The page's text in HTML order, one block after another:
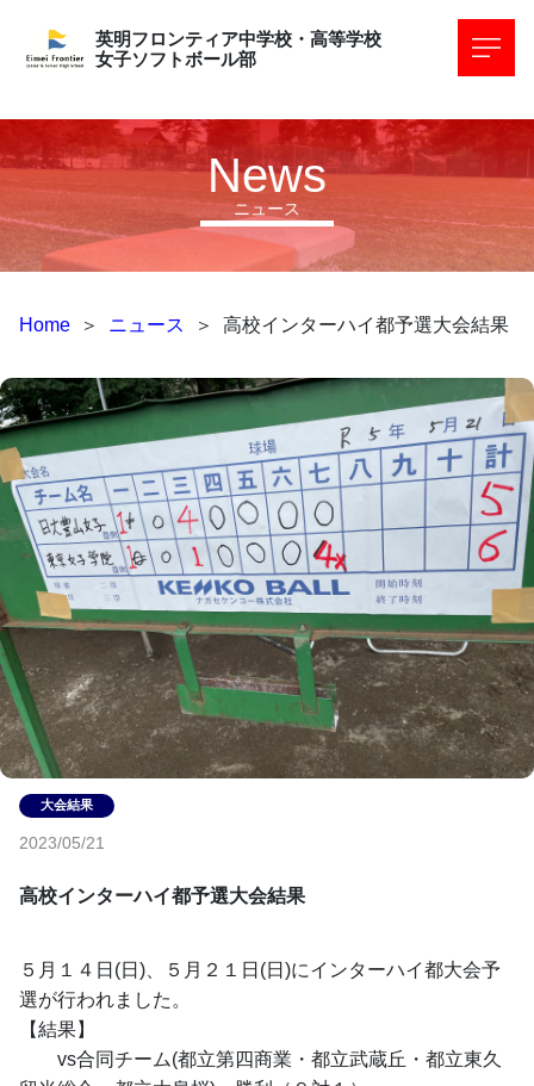
英明フロンティア中学校・高等学校
女子ソフトボール部
ニュース
News
Home ＞ ニュース ＞ 高校インターハイ都予選大会結果
2023/05/21
高校インターハイ都予選大会結果
５月１４日(日)、５月２１日(日)にインターハイ都大会予
選が行われました。
【結果】
vs合同チーム(都立第四商業・都立武蔵丘・都立東久